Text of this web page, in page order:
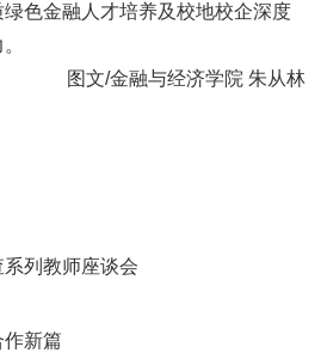
色金融人才培养及校地校企深度
图文/金融与经济学院 朱从林
列教师座谈会
新篇